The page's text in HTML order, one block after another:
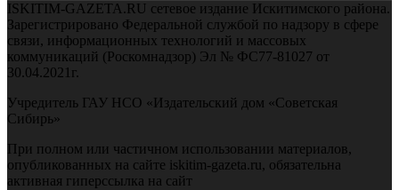
ISKITIM-GAZETA.RU сетевое издание Искитимского района.
Зарегистрировано Федеральной службой по надзору в сфере
связи, информационных технологий и массовых
коммуникаций (Роскомнадзор) Эл № ФС77-81027 от
30.04.2021г.
Учредитель ГАУ НСО «Издательский дом «Советская
Сибирь»
При полном или частичном использовании материалов,
опубликованных на сайте iskitim-gazeta.ru, обязательна
активная гиперссылка на сайт